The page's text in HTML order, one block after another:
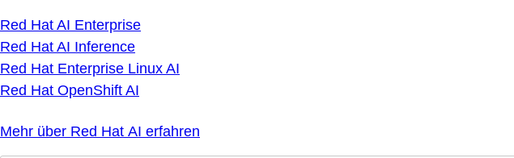
Red Hat AI Enterprise
Red Hat AI Inference
Red Hat Enterprise Linux AI
Red Hat OpenShift AI
Mehr über Red Hat AI erfahren